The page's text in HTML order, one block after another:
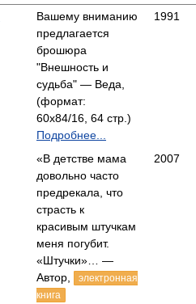
Вашему вниманию
предлагается
брошюра
"Внешность и
судьба" — Веда,
(формат:
60x84/16, 64 стр.)
Подробнее...
1991
«В детстве мама
довольно часто
предрекала, что
страсть к
красивым штучкам
меня погубит.
«Штучки»… —
Автор,
электронная
книга
2007